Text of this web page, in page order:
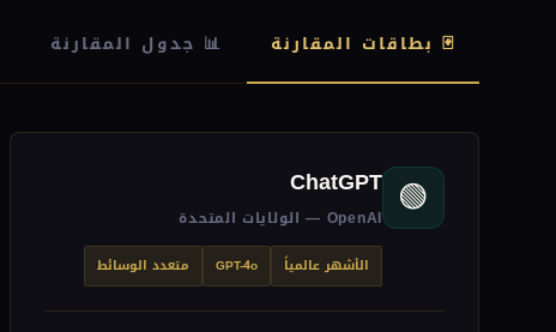
🃏 بطاقات المقارنة 📊 جدول المقارنة
🟢
ChatGPT
OpenAI — الولايات المتحدة
الأشهر عالمياً GPT-4o متعدد الوسائط